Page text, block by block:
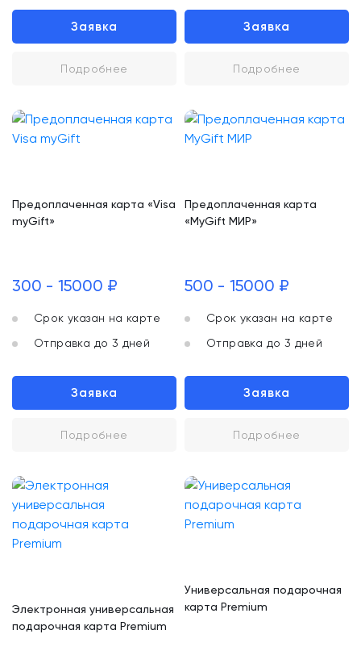
Заявка
Подробнее
Заявка
Подробнее
Предоплаченная карта «Visa
myGift»
300 - 15000 ₽
Срок указан на карте
Отправка до 3 дней
Заявка
Подробнее
Предоплаченная карта
«MyGift МИР»
500 - 15000 ₽
Срок указан на карте
Отправка до 3 дней
Заявка
Подробнее
Электронная универсальная
подарочная карта Premium
Универсальная подарочная
карта Premium